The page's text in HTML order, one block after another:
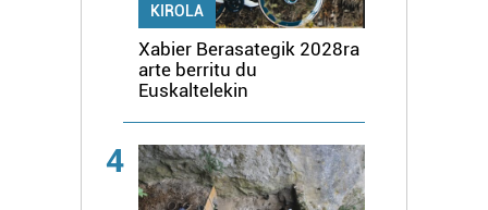
KIROLA
Xabier Berasategik 2028ra
arte berritu du
Euskaltelekin
4